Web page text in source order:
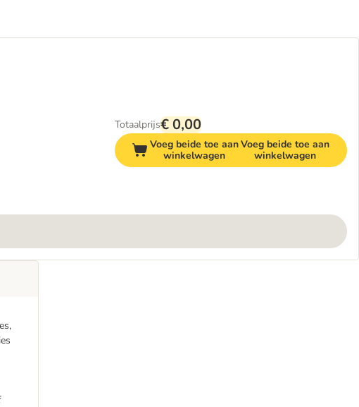
Totaalprijs€ 0,00
Voeg beide toe aan
winkelwagen
Voeg beide toe aan
winkelwagen